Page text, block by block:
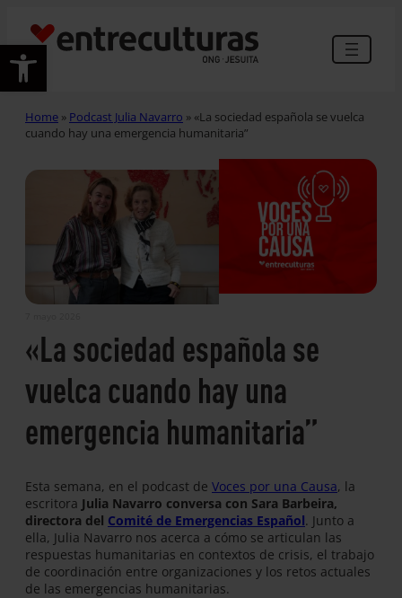
Abrir barra de herramientas
Home » Podcast Julia Navarro » «La sociedad española se vuelca
cuando hay una emergencia humanitaria”
«La sociedad española se
vuelca cuando hay una
emergencia humanitaria”
Esta semana, en el podcast de Voces por una Causa, la
escritora Julia Navarro conversa con Sara Barbeira,
directora del Comité de Emergencias Español. Junto a
ella, Julia Navarro nos acerca a cómo se articulan las
respuestas humanitarias en contextos de crisis, el trabajo
de coordinación entre organizaciones y los retos actuales
de las emergencias humanitarias.